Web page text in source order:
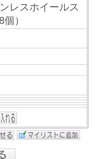
レスホイールス
）